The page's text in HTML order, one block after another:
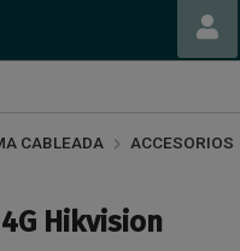
CABLEADA
ACCESORIOS
Hikvision